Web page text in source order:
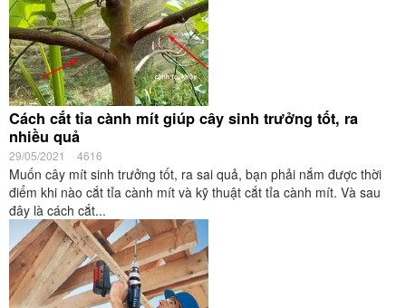
Cách cắt tỉa cành mít giúp cây sinh trưởng tốt, ra
nhiều quả
29/05/2021 4616
Muốn cây mít sinh trưởng tốt, ra sai quả, bạn phải nắm được thời
điểm khi nào cắt tỉa cành mít và kỹ thuật cắt tỉa cành mít. Và sau
đây là cách cắt...